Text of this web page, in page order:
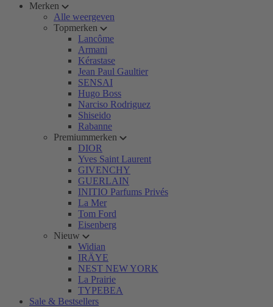
Merken
Alle weergeven
Topmerken
Lancôme
Armani
Kérastase
Jean Paul Gaultier
SENSAI
Hugo Boss
Narciso Rodriguez
Shiseido
Rabanne
Premiummerken
DIOR
Yves Saint Laurent
GIVENCHY
GUERLAIN
INITIO Parfums Privés
La Mer
Tom Ford
Eisenberg
Nieuw
Widian
IRÄYE
NEST NEW YORK
La Prairie
TYPEBEA
Sale & Bestsellers